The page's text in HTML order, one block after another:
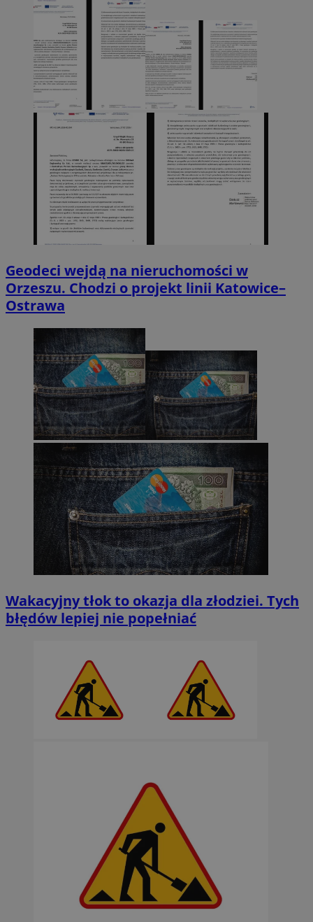
Geodeci wejdą na nieruchomości w
Orzeszu. Chodzi o projekt linii Katowice–
Ostrawa
Wakacyjny tłok to okazja dla złodziei. Tych
błędów lepiej nie popełniać